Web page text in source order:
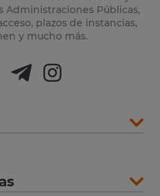
Administraciones Públicas,
plazos de instancias,
y mucho más.